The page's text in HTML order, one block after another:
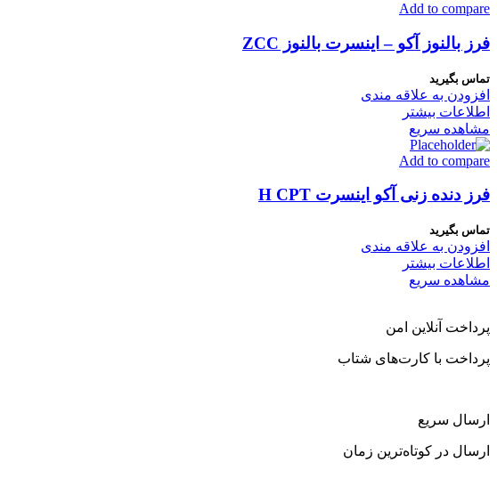
Add to compare
فرز بالنوز آکو – اینسرت بالنوز ZCC
تماس بگیرید
افزودن به علاقه مندی
اطلاعات بیشتر
مشاهده سریع
Add to compare
فرز دنده زنی آکو اینسرت H CPT
تماس بگیرید
افزودن به علاقه مندی
اطلاعات بیشتر
مشاهده سریع
پرداخت آنلاین امن
پرداخت با کارت‌های شتاب
ارسال سریع
ارسال در کوتاه‌ترین زمان